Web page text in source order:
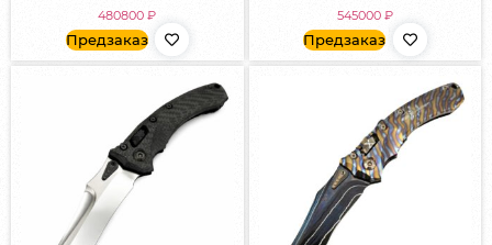
480800₽
Предзаказ
545000 ₽
Предзаказ